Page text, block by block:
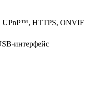
UPnP™, HTTPS, ONVIF
интерфейс